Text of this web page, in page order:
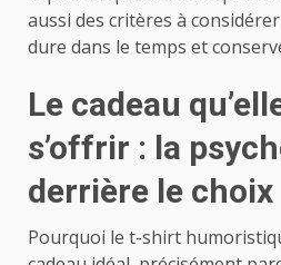
aussi des critères à
dure dans le temps et
Le cadeau
s’offrir : la
derrière le choix
Pourquoi le t-shirt